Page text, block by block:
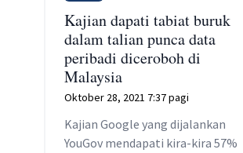
Kajian dapati tabiat buruk
dalam talian punca data
peribadi diceroboh di
Malaysia
Oktober 28, 2021 7:37 pagi
Kajian Google yang dijalankan
YouGov mendapati kira-kira 57%